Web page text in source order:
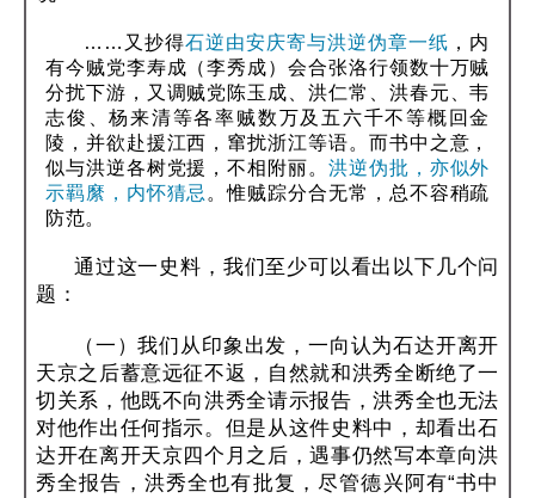
……又抄得石逆由安庆寄与洪逆伪章一纸 ，内
有今贼党李寿成（李秀成）会合张洛行领数十万贼
分扰下游，又调贼党陈玉成、洪仁常、洪春元、韦
志俊、杨来清等各率贼数万及五六千不等概回金
陵，并欲赴援江西，窜扰浙江等语。而书中之意，
似与洪逆各树党援，不相附丽。 洪逆伪批，亦似外
示羁縻，内怀猜忌。惟贼踪分合无常，总不容稍疏
防范。
通过这一史料，我们至少可以看出以下几个问
题：
（一）我们从印象出发，一向认为石达开离开
天京之后蓄意远征不返，自然就和洪秀全断绝了一
切关系，他既不向洪秀全请示报告，洪秀全也无法
对他作出任何指示。但是从这件史料中，却看出石
达开在离开天京四个月之后，遇事仍然写本章向洪
秀全报告，洪秀全也有批复，尽管德兴阿有“书中